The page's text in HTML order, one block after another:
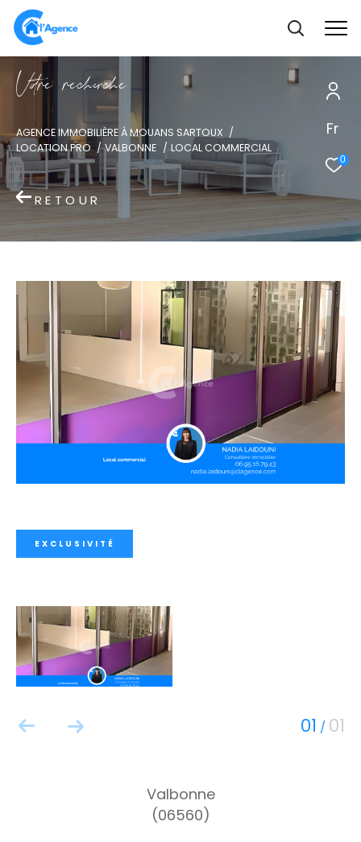
Fr
0
Vore recece
AGENCE IMMOBILIÈRE À MOUANS SARTOUX
LOCATION PRO
VALBONNE LOCAL COMMERCIAL
RETOUR
EXCLUSIVITÉ
01 / 01
Valbonne
(06560)